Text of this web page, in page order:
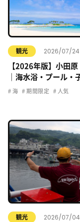
観光 2026/07/24
【2026年版】小田
｜海水浴・プール・
海 期間限定 人気
観光 2026/07/04